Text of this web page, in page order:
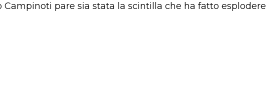
pare sia stata la scintilla che ha fatto esplodere